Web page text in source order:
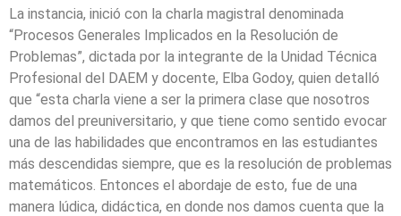
La instancia, inició con la charla magistral denominada
“Procesos Generales Implicados en la Resolución de
Problemas”, dictada por la integrante de la Unidad Técnica
Profesional del DAEM y docente, Elba Godoy, quien detalló
que “esta charla viene a ser la primera clase que nosotros
damos del preuniversitario, y que tiene como sentido evocar
una de las habilidades que encontramos en las estudiantes
más descendidas siempre, que es la resolución de problemas
matemáticos. Entonces el abordaje de esto, fue de una
manera lúdica, didáctica, en donde nos damos cuenta que la